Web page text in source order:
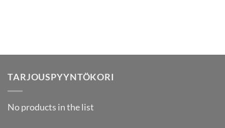
TARJOUSPYYNTÖKORI
No products in the list